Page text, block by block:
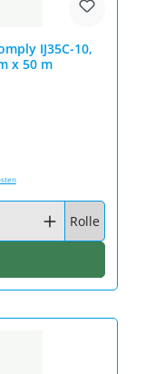
IJ35C-10,
x 50 m
ein oder benutze die
Rolle